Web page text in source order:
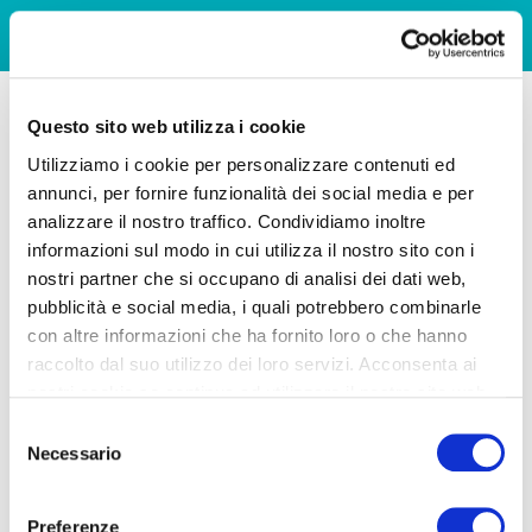
Questo sito web utilizza i cookie
Utilizziamo i cookie per personalizzare contenuti ed
annunci, per fornire funzionalità dei social media e per
analizzare il nostro traffico. Condividiamo inoltre
informazioni sul modo in cui utilizza il nostro sito con i
nostri partner che si occupano di analisi dei dati web,
pubblicità e social media, i quali potrebbero combinarle
con altre informazioni che ha fornito loro o che hanno
raccolto dal suo utilizzo dei loro servizi. Acconsenta ai
delNecessario
Preferenze